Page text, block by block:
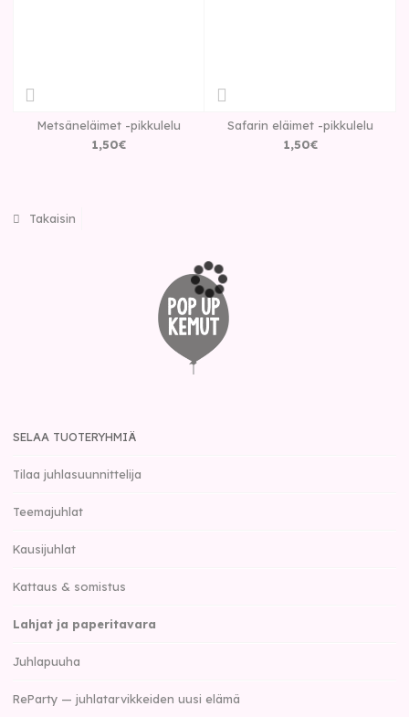
Metsäneläimet -pikkulelu
1,50€
Safarin eläimet -pikkulelu
1,50€
Takaisin
SELAA TUOTERYHMIÄ
Tilaa juhlasuunnittelija
Teemajuhlat
Kausijuhlat
Kattaus & somistus
Lahjat ja paperitavara
Juhlapuuha
ReParty — juhlatarvikkeiden uusi elämä